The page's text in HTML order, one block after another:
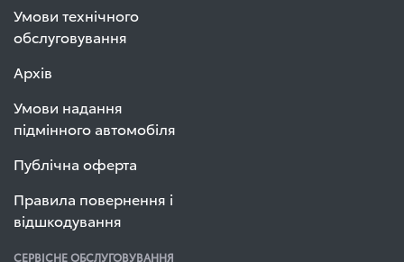
Умови технічного
обслуговування
Архів
Умови надання
підмінного автомобіля
Публічна оферта
Правила повернення і
відшкодування
СЕРВІСНЕ ОБСЛУГОВУВАННЯ